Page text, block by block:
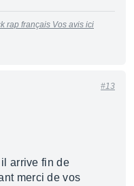
rap français Vos avis ici
#13
il arrive fin de
merci de vos